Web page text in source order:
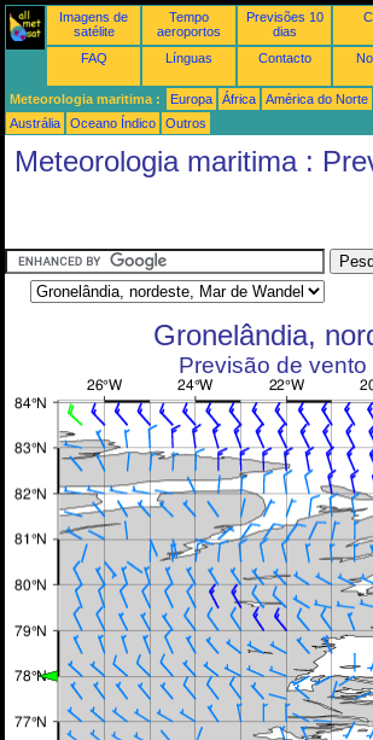
Imagens de
satélite
Tempo
aeroportos
Previsões 10
dias
FAQ Línguas Contacto
Meteorologia maritima : Europa África América do Norte
Austrália
Oceano Índico Outros
Meteorologia maritima :
Gronelândia,
Previsão de